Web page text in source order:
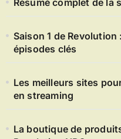
Saison 1 de
épisodes clés
Les meilleurs sites
en streaming
La boutique de